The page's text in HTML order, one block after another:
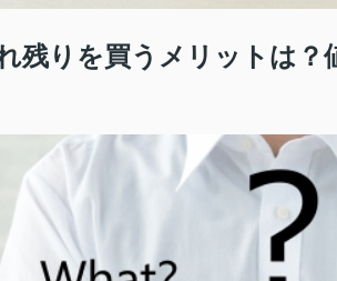
残りを買うメリットは？